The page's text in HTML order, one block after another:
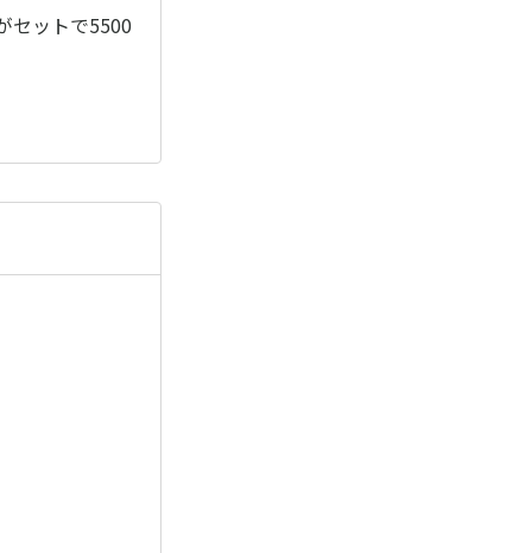
セットで5500